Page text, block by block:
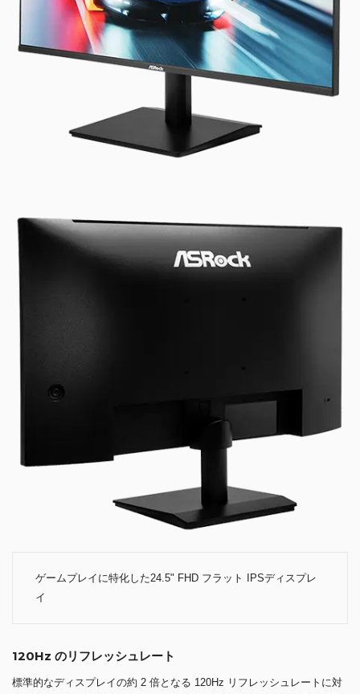
ゲームプレイに特化した24.5" FHD フラット IPSディスプレ
イ
120Hz のリフレッシュレート
標準的なディスプレイの約 2 倍となる 120Hz リフレッシュレートに対